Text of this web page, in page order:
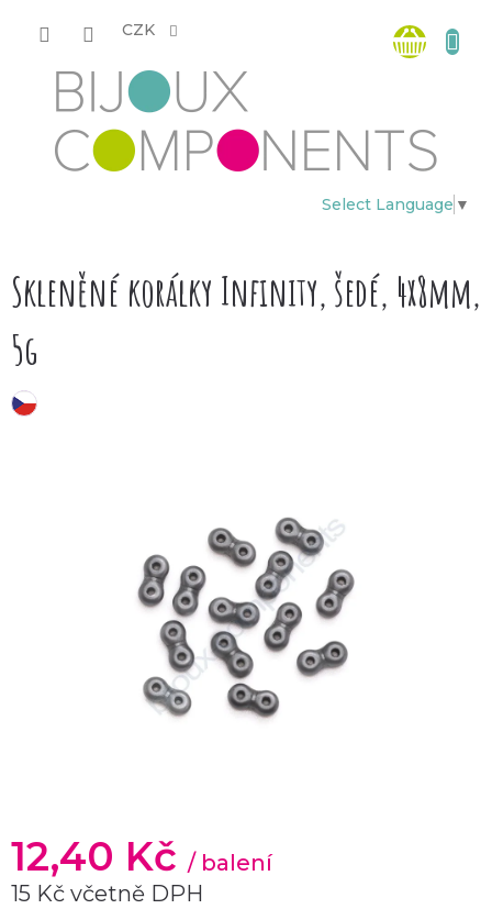
CZK
Select Language ▼
košík
Skleněné korálky Infinity, šedé, 4x8mm,
5g
12,40 Kč / balení
15 Kč včetně DPH